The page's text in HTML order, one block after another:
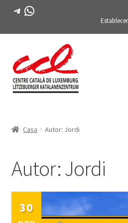
Telegrama
WhatsApp
la
navegación
al
contenido
ACTIVIDADES
CURSOS
LIBRO
Casa Autor: Jordi
Autor:Jordi
30